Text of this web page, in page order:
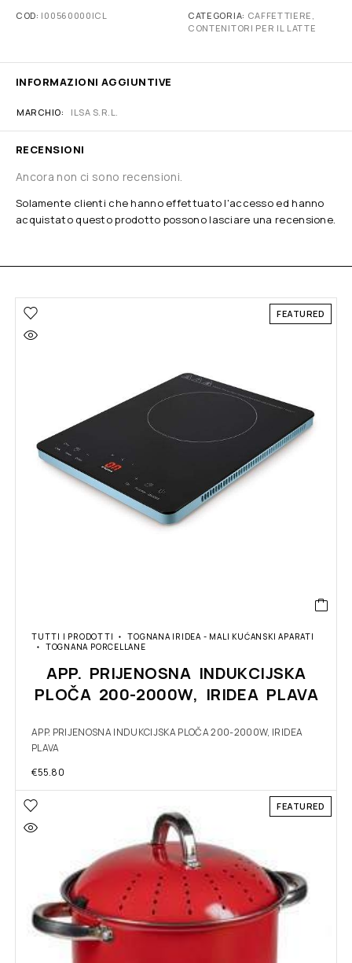
COD: I00560000ICL CATEGORIA: CAFFETTIERE,
CONTENITORI PER IL LATTE
INFORMAZIONI AGGIUNTIVE
MARCHIO ILSA S.R.L.
RECENSIONI
Ancora non ci sono recensioni.
Solamente clienti che hanno effettuato l'accesso ed hanno
acquistato questo prodotto possono lasciare una recensione.
FEATURED
TUTTI I PRODOTTI
TOGNANA IRIDEA - MALI KUĆANSKI APARATI
TOGNANA PORCELLANE
APP. PRIJENOSNA INDUKCIJSKA
PLOČA 200-2000W, IRIDEA PLAVA
APP. PRIJENOSNA INDUKCIJSKA PLOČA 200-2000W, IRIDEA
PLAVA
€55.80
FEATURED